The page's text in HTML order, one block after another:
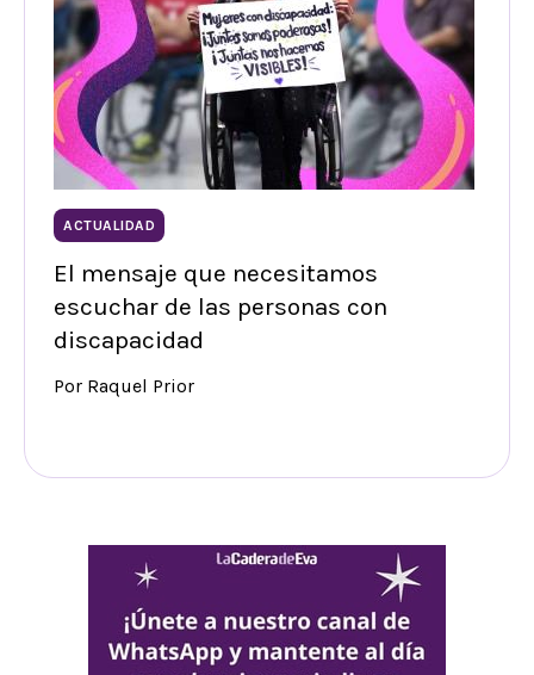
ACTUALIDAD
El mensaje que necesitamos
escuchar de las personas con
discapacidad
Por Raquel Prior